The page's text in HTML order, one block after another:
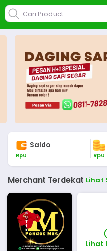
Cari Product
Saldo
Rp0 Rp0
Merchant Terdekat Lihat
Lihat